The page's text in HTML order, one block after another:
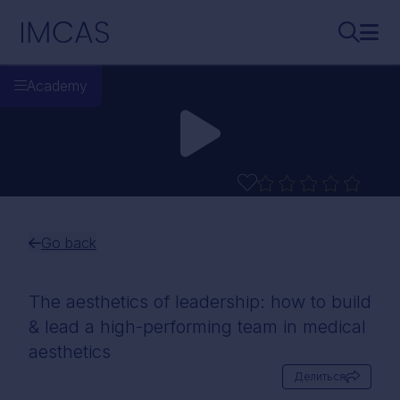
IMCAS
Academy
Go back
The aesthetics of leadership: how to build
& lead a high-performing team in medical
aesthetics
Делиться